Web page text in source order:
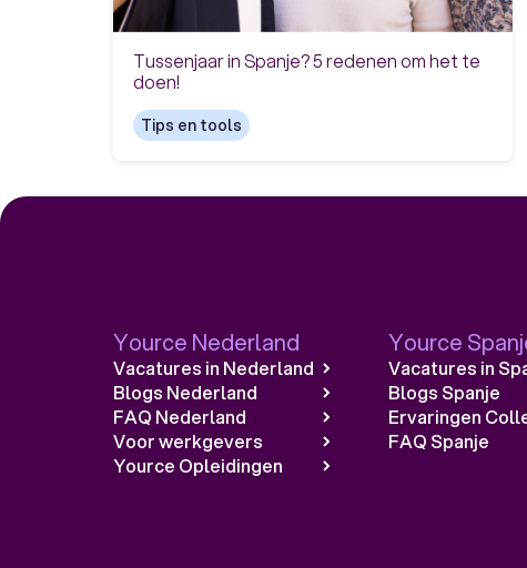
Tussenjaar in Spanje? 5 redenen om het te
doen!
Tips en tools
Yource Nederland
Vacatures in Nederland
Blogs Nederland
FAQ Nederland
Voor werkgevers
Yource Opleidingen
Yource
Vacatures in
Blogs Spanje
Ervaringen
FAQ Spanje